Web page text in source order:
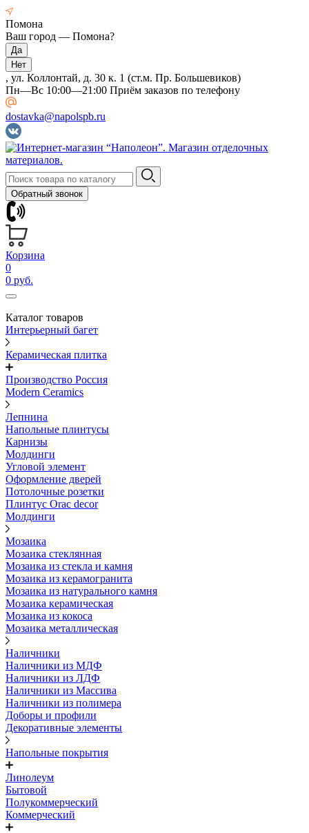
Помона
Ваш город — Помона?
, ул. Коллонтай, д. 30 к. 1 (ст.м. Пр. Большевиков)
Пн—Вс 10:00—21:00 Приём заказов по телефону
dostavka@napolspb.ru
Обратный звонок
Корзина
0
0 руб.
Каталог товаров
Интерьерный багет
Керамическая плитка
Производство Россия
Modern Ceramics
Лепнина
Напольные плинтусы
Карнизы
Молдинги
Угловой элемент
Оформление дверей
Потолочные розетки
Плинтус Orac decor
Молдинги
Мозаика
Мозаика стеклянная
Мозаика из стекла и камня
Мозаика из керамогранита
Мозаика из натурального камня
Мозаика керамическая
Мозаика из кокоса
Мозаика металлическая
Наличники
Наличники из МДФ
Наличники из ЛДФ
Наличники из Массива
Наличники из полимера
Доборы и профили
Декоративные элементы
Напольные покрытия
Линолеум
Бытовой
Полукоммерческий
Коммерческий